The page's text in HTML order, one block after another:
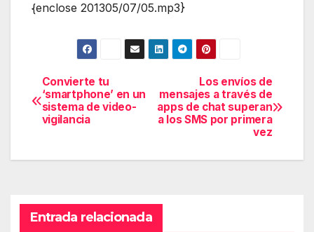
{enclose 201305/07/05.mp3}
Navegación
de
Los envíos de
mensajes a través de
apps de chat superan
a los SMS por primera
vez
Convierte tu
‘smartphone’ en un
sistema de video-
vigilancia
Entrada relacionada